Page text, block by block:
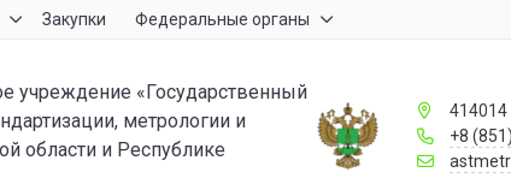
Закупки Федеральные органы
учреждение «Государственный
метрологии и
области и Республике
414014
+8